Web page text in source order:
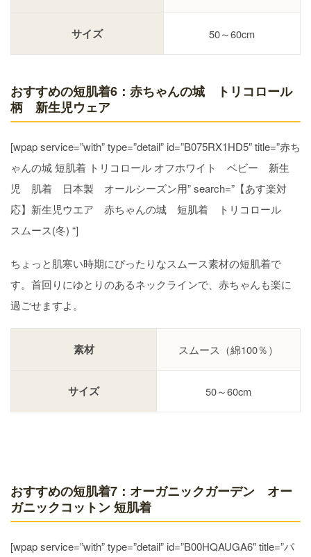
サイズ 50～60cm
おすすめの短肌着6：赤ちゃんの城 トリコロール
柄 新生児ウェア
[wpap service=”with” type=”detail” id=”B075RX1HD5″ title=”赤ち
ゃんの城 短肌着 トリコロール オフホワイト ベビー 新生
児 肌着 日本製 オールシーズン用” search=”【あす楽対
応】新生児ウエア 赤ちゃんの城 短肌着 トリコロール
スムース(冬) “]
ちょっと肌寒い時期にぴったりなスムース素材の短肌着で
す。首回りにゆとりのあるネックラインで、赤ちゃんも楽に
過ごせますよ。
素材 スムース（綿100％）
サイズ 50～60cm
おすすめの短肌着7：オーガニックガーデン オー
ガニックコットン 短肌着
[wpap service=”with” type=”detail” id=”B00HQAUGA6″ title=”パ